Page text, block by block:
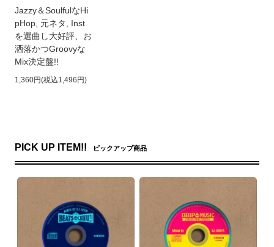
Jazzy＆SoulfulなHi
pHop, 元ネタ, Inst
を選曲し大好評、お
洒落かつGroovyな
Mix決定盤!!
1,360円(税込1,496円)
PICK UP ITEM!! ピックアップ商品